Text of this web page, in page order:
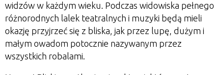
widzów w każdym wieku. Podczas widowiska pełnego
różnorodnych lalek teatralnych i muzyki będą mieli
okazję przyjrzeć się z bliska, jak przez lupę, dużym i
małym owadom potocznie nazywanym przez
wszystkich robalami.